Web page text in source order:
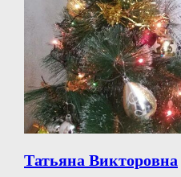
Татьяна Викторовна